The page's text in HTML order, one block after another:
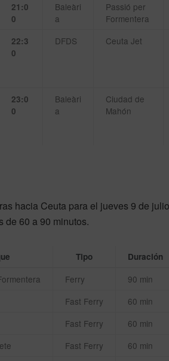
21:0
0
Baleàri
a
Passió per
Formentera
22:3
0
DFDS Ceuta Jet
23:0
0
Baleàri
a
Ciudad de
Mahón
hacia Ceuta para el jueves 9 de
de 60 a 90 minutos.
Tipo Duración
Ferry
90 min
Fast Ferry
60 min
Fast Ferry
60 min
Fast Ferry
60 min